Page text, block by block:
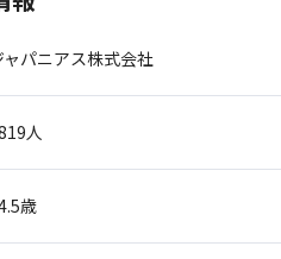
ャパニアス株式会社
人
歳